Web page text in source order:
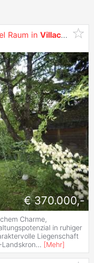
Raum in Villach -
€ 370.000,-
Charme,
in ruhiger
Liegenschaft
-Landskron... [Mehr]